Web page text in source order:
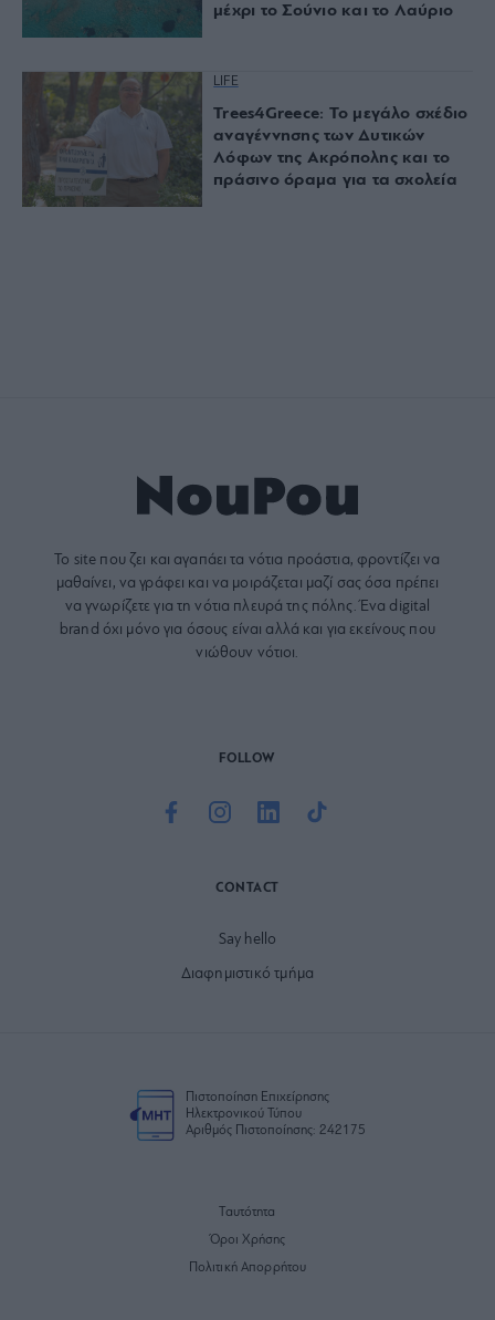
μέχρι το Σούνιο και το Λαύριο
LIFE
Trees4Greece: Το μεγάλο σχέδιο
αναγέννησης των Δυτικών
Λόφων της Ακρόπολης και το
πράσινο όραμα για τα σχολεία
Το site που ζει και αγαπάει τα νότια προάστια, φροντίζει να
μαθαίνει, να γράφει και να μοιράζεται μαζί σας όσα πρέπει
να γνωρίζετε για τη νότια πλευρά της πόλης. Ένα digital
brand όχι μόνο για όσους είναι αλλά και για εκείνους που
νιώθουν νότιοι.
FOLLOW
CONTACT
Say hello
Διαφημιστικό τμήμα
Πιστοποίηση Επιχείρησης
Ηλεκτρονικού Τύπου
Αριθμός Πιστοποίησης: 242175
Ταυτότητα
Όροι Χρήσης
Πολιτική Απορρήτου